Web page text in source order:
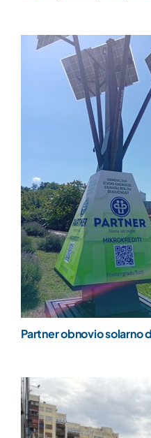
Partner obnovio solarno